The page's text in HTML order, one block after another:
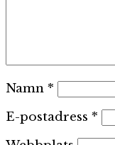
Namn *
E-postadress *